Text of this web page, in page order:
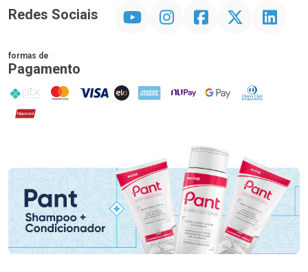
Redes Sociais InstagramFacebookTwitter Linkedin
formas de
Pagamento
PIX MasterCard
VISA ELO AMEX NuPay Google PayDiners Club
Hipercard
Promoção em Destaque